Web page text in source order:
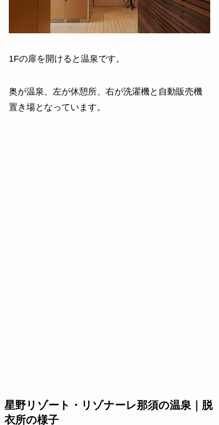
1Fの扉を開けると温泉です。
奥が温泉、左が休憩所、右が洗濯機と自動販売機
置き場となっています。
星野リゾート・リゾナーレ那須の温泉｜脱
衣所の様子